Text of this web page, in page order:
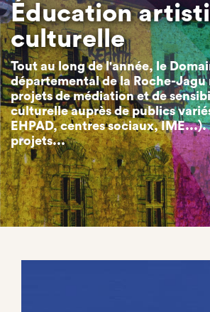
Éducation
culturelle
Tout au long de l'année, le
départemental de la Roche-Jagu
projets de médiation et de
culturelle auprès de publics
EHPAD, centres sociaux,
projets...